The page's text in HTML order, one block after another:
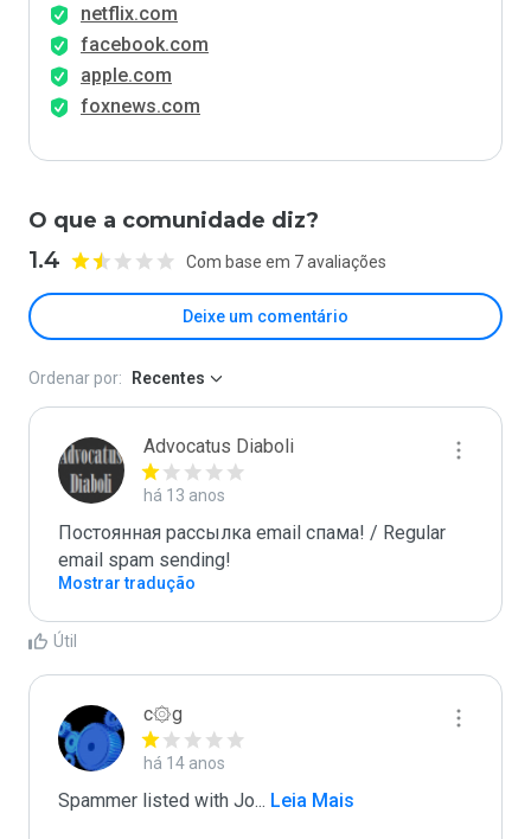
netflix.com
facebook.com
apple.com
foxnews.com
O que a comunidade diz?
1.4 Com base em 7 avaliações
Deixe um comentário
Ordenar por: Recentes
Advocatus Diaboli
há 13 anos
Постоянная рассылка email спама! / Regular
email spam sending!
Mostrar tradução
Útil
c۞g
há 14 anos
Spammer listed with Jo... Leia Mais